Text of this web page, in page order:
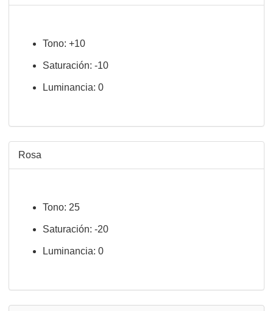
Tono: +10
Saturación: -10
Luminancia: 0
Rosa
Tono: 25
Saturación: -20
Luminancia: 0